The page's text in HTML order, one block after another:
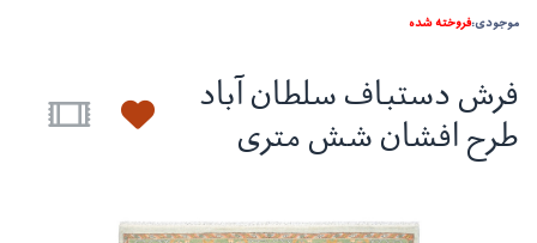
موجودی:فروخته شده
فرش دستباف سلطان آباد
طرح افشان شش متری